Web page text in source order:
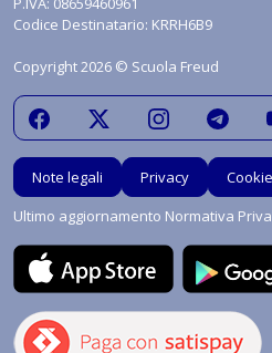
Codice Destinatario: KRRH6B9
Copyright 2026 © Scuola Freud
Note legali Privacy
Cookie
Ultimo aggiornamento Normativa